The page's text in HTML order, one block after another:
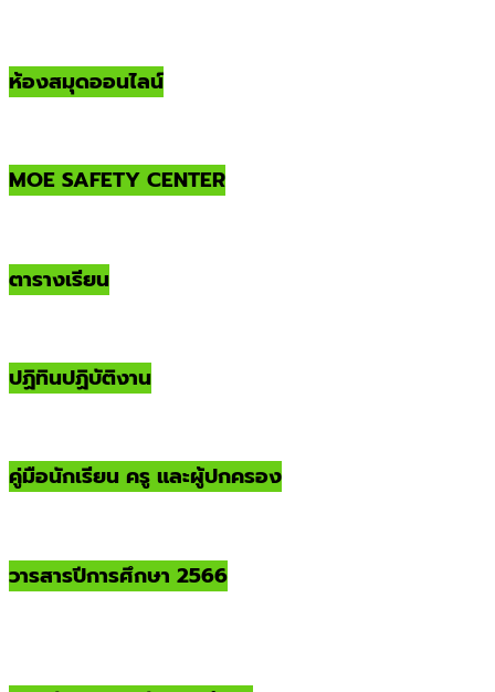
ห้องสมุดออนไลน์
MOE SAFETY CENTER
ตารางเรียน
ปฏิทินปฏิบัติงาน
คู่มือนักเรียน ครู และผู้ปกครอง
วารสารปีการศึกษา 2566